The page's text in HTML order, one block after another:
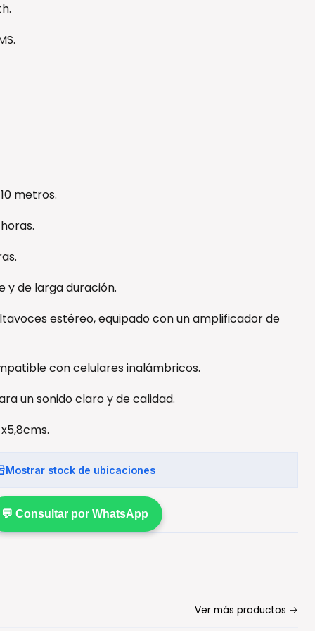
metros.
de larga duración.
estéreo, equipado con un amplificador de
con celulares inalámbricos.
un sonido claro y de calidad.
Mostrar stock de ubicaciones
💬 Consultar por WhatsApp
Ver más productos